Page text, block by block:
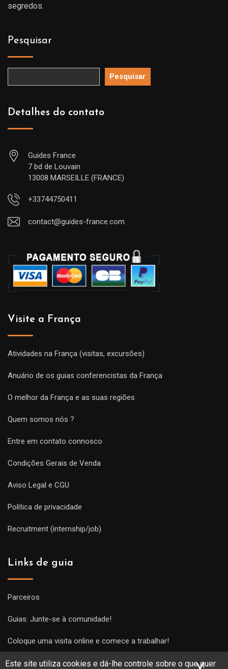
Este site utiliza cookies e dá-lhe controle sobre o que quer
segredos.
Pesquisar
Pesquisar
Detalhes do contato
Guides France
7 bd de Louvain
13008 MARSEILLE (FRANCE)
+33744750411
contact@guides-france.com
Visite a França
Atividades na França (visitas, excursões)
Anuário de os guias conferencistas da França
O melhor da França e as suas regiões
Quem somos nós ?
Entre em contato connosco
Condições Gerais de Venda
Aviso Legal e CGU
Política de privacidade
Recruitment (internship/job)
Links de guia
Parceiros
Guias: Junte-se à comunidade!
Coloque uma visita online e comece a trabalhar!